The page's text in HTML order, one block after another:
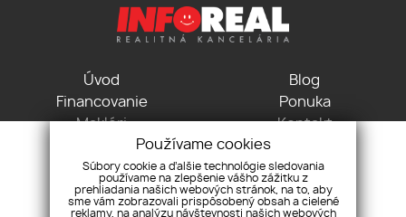
Úvod
Financovanie
Makléri
Blog
Ponuka
Kontakt
Pravidlá cookies
Vodná 3, 04001 Košice
+421 915 715 115
Používame cookies
Súbory cookie a ďalšie technológie sledovania
používame na zlepšenie vášho zážitku z
prehliadania našich webových stránok, na to, aby
sme vám zobrazovali prispôsobený obsah a cielené
reklamy, na analýzu návštevnosti našich webových